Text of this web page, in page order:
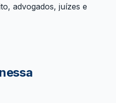
advogados, juízes e